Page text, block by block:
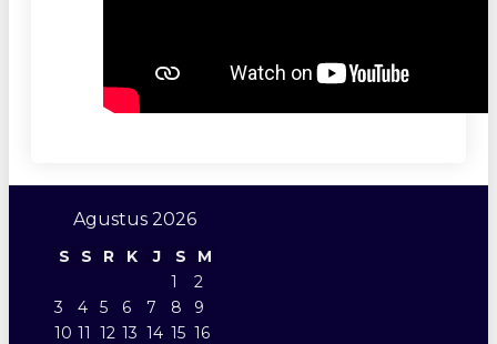
Agustus 2026
S S R K J S
M
1
2
3
4 5 6 7 8
9
10 11 12 13 14 15 16